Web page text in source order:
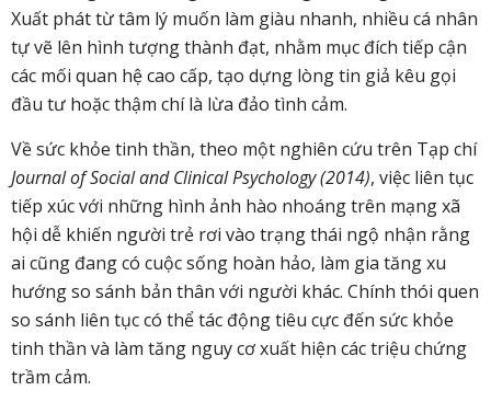
Xuất phát từ tâm lý muốn làm giàu nhanh, nhiều cá nhân
tự vẽ lên hình tượng thành đạt, nhằm mục đích tiếp cận
các mối quan hệ cao cấp, tạo dựng lòng tin giả kêu gọi
đầu tư hoặc thậm chí là lừa đảo tình cảm.
Vềsức khỏe tinh thần, theo một nghiên cứu trên Tạp chí
Journal of Social and Clinical Psychology(2014), việc liên tục
tiếp xúc với những hình ảnh hào nhoáng trên mạng xã
hội dễ khiến người trẻ rơi vào trạng thái ngộ nhận rằng
ai cũng đang có cuộc sống hoàn hảo, làm gia tăng xu
hướng so sánh bản thân với người khác. Chính thói quen
so sánh liên tục có thể tác động tiêu cực đến sức khỏe
tinh thần và làm tăng nguy cơ xuất hiện các triệu chứng
trầm cảm.